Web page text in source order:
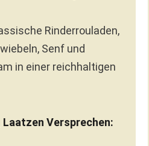
Rinderrouladen,
Senf und
in einer reichhaltigen
Laatzen Versprechen: